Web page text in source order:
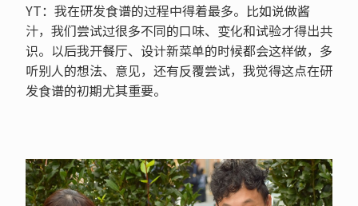
YT：我在研发食谱的过程中得着最多。比如说做酱
汁，我们尝试过很多不同的口味、变化和试验才得出共
识。以后我开餐厅、设计新菜单的时候都会这样做，多
听别人的想法、意见，还有反覆尝试，我觉得这点在研
发食谱的初期尤其重要。